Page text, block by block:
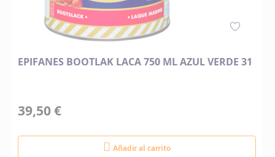
EPIFANES BOOTLAK LACA 750 ML AZUL VERDE 31
39,50 €
Añadir al carrito